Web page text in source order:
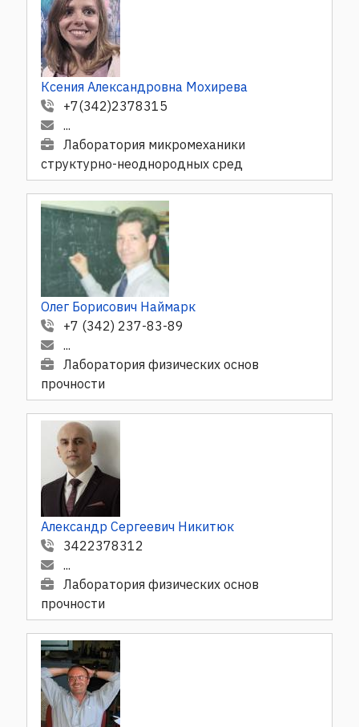
Ксения Александровна Мохирева
+7(342)2378315
...
Лаборатория микромеханики
структурно-неоднородных сред
Олег Борисович Наймарк
+7 (342) 237-83-89
...
Лаборатория физических основ
прочности
Александр Сергеевич Никитюк
3422378312
...
Лаборатория физических основ
прочности